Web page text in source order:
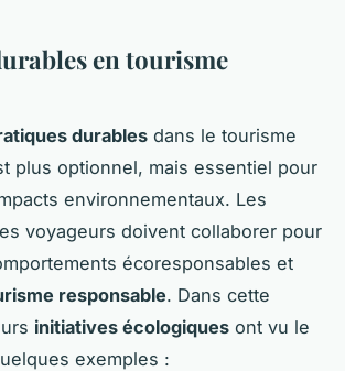
en tourisme
durables dans le tourisme
plus optionnel, mais essentiel pour
environnementaux. Les
voyageurs doivent collaborer pour
écoresponsables et
responsable. Dans cette
initiatives écologiques ont vu le
exemples :